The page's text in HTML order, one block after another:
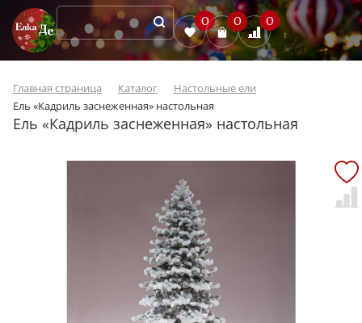
0 0 0
Главная страница Каталог
Настольные ели
Ель «Кадриль заснеженная» настольная
Ель «Кадриль заснеженная» настольная